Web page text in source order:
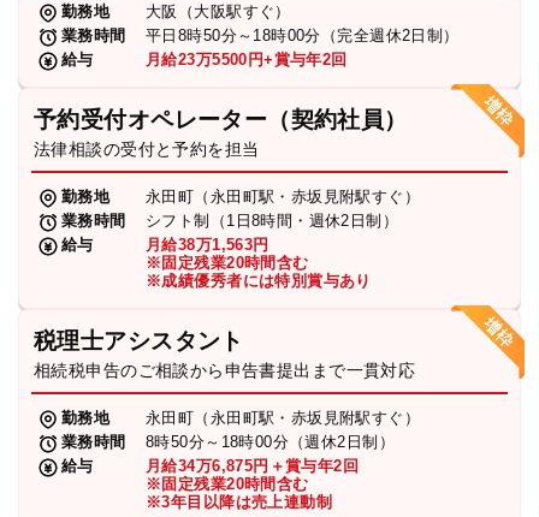
勤務地
大阪（大阪駅すぐ）
業務時間
平日8時50分～18時00分（完全週休2日制）
給与
月給23万5500円+賞与年2回
予約受付オペレーター（契約社員）
法律相談の受付と予約を担当
勤務地
永田町（永田町駅・赤坂見附駅すぐ）
業務時間
シフト制（1日8時間・週休2日制）
給与
月給38万1,563円
※固定残業20時間含む
※成績優秀者には特別賞与あり
税理士アシスタント
相続税申告のご相談から申告書提出まで一貫対応
勤務地
永田町（永田町駅・赤坂見附駅すぐ）
業務時間
8時50分～18時00分（週休2日制）
給与
月給34万6,875円＋賞与年2回
※固定残業20時間含む
※3年目以降は売上連動制
お知らせ
特設サイト
相談先情報サイト
プライバシーポリシー
TikTok受賞 定義集 動画集